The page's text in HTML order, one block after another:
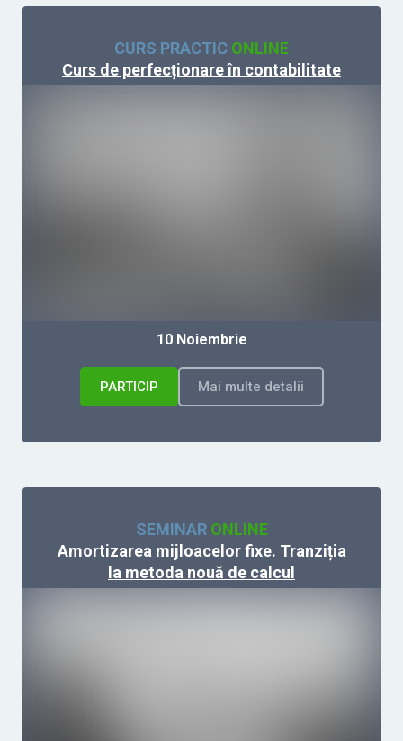
CURS PRACTIC ONLINE
Curs de perfecționare în contabilitate
10 Noiembrie
PARTICIP Mai multe detalii
SEMINAR ONLINE
Amortizarea mijloacelor fixe. Tranziția
la metoda nouă de calcul